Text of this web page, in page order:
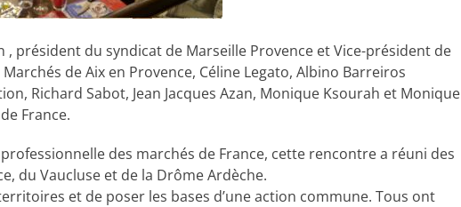
, président du syndicat de Marseille Provence et Vice-président de
de Aix en Provence, Céline Legato, Albino Barreiros
Richard Sabot, Jean Jacques Azan, Monique Ksourah et Monique
France.
des marchés de France, cette rencontre a réuni des
du Vaucluse et de la Drôme Ardèche.
et de poser les bases d’une action commune. Tous ont